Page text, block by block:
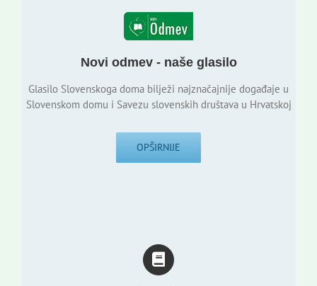
Novi odmev - naše glasilo
Glasilo Slovenskoga doma bilježi najznačajnije događaje u
Slovenskom domu i Savezu slovenskih društava u Hrvatskoj
OPŠIRNIJE